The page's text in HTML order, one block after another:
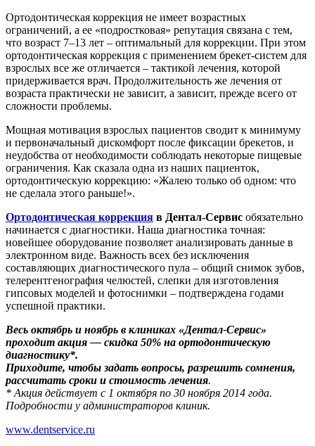
Ортодонтическая коррекция не имеет возрастных
ограничений, а ее «подростковая» репутация связана с тем,
что возраст 7–13 лет – оптимальный для коррекции. При этом
ортодонтическая коррекция с применением брекет-систем для
взрослых все же отличается – тактикой лечения, которой
придерживается врач. Продолжительность же лечения от
возраста практически не зависит, а зависит, прежде всего от
сложности проблемы.
Мощная мотивация взрослых пациентов сводит к минимуму
и первоначальный дискомфорт после фиксации брекетов, и
неудобства от необходимости соблюдать некоторые пищевые
ограничения. Как сказала одна из наших пациенток,
ортодонтическую коррекцию: «Жалею только об одном: что
не сделала этого раньше!».
Ортодонтическая коррекция в Дентал-Сервис обязательно
начинается с диагностики. Наша диагностика точная:
новейшее оборудование позволяет анализировать данные в
электронном виде. Важность всех без исключения
составляющих диагностического пула – общий снимок зубов,
телерентгенография челюстей, слепки для изготовления
гипсовых моделей и фотоснимки – подтверждена годами
успешной практики.
Весь октябрь и ноябрь в клиниках «Дентал-Сервис»
проходит акция — скидка 50% на ортодонтическую
диагностику*.
Приходите, чтобы задать вопросы, разрешить сомнения,
рассчитать сроки и стоимость лечения.
* Акция действует с 1 октября по 30 ноября 2014 года.
Подробности у администраторов клиник.
www.dentservice.ru